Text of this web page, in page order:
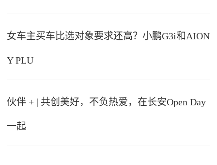
女车主买车比选对象要求还高？小鹏G3i和AION
Y PLU
伙伴 + | 共创美好，不负热爱，在长安Open Day
一起